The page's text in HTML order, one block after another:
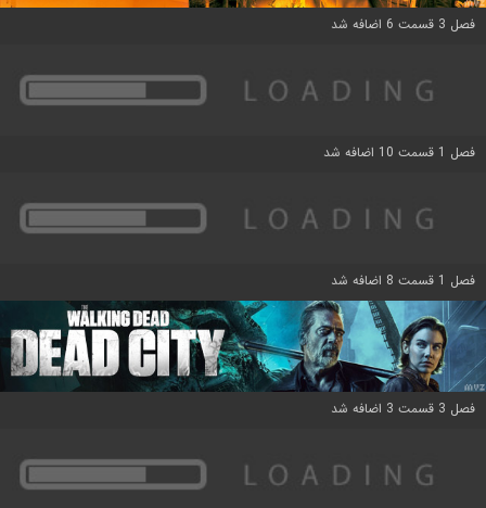
فصل 3 قسمت 6 اضافه شد
فصل 1 قسمت 10 اضافه شد
فصل 1 قسمت 8 اضافه شد
فصل 3 قسمت 3 اضافه شد